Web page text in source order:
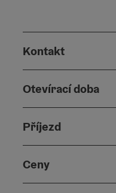
Kontakt
Otevírací doba
Příjezd
Ceny